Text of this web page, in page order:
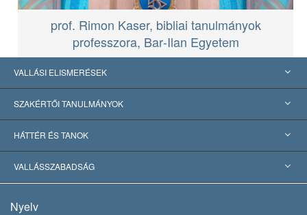
prof. Rimon Kaser, bibliai tanulmányok
professzora, Bar‑Ilan Egyetem
VALLÁSI ELISMERÉSEK
USA
Nemzetközi elismerések
Jelentős ítéletek
SZAKÉRTŐI TANULMÁNYOK
Tanulmányok kategóriák szerint
A világ legnagyobb szaktekintélyei
HÁTTÉR ÉS TANOK
L. Ron Hubbard
VALLÁSSZABADSÁG
Nyelv